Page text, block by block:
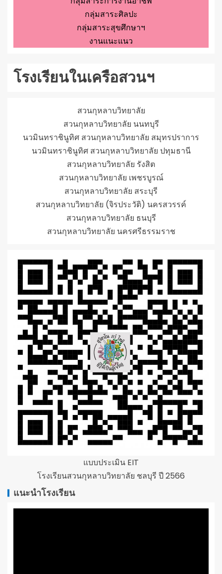
กลุ่มสาระศิลปะ
กลุ่มสาระสุขศึกษาฯ
งานแนะแนว
โรงเรียนในเครือสวนฯ
สวนกุหลาบวิทยาลัย
สวนกุหลาบวิทยาลัย นนทบุรี
นวมินทราชินูทิศ สวนกุหลาบวิทยาลัย สมุทรปราการ
นวมินทราชินูทิศ สวนกุหลาบวิทยาลัย ปทุมธานี
สวนกุหลาบวิทยาลัย รังสิต
สวนกุหลาบวิทยาลัย เพชรบูรณ์
สวนกุหลาบวิทยาลัย สระบุรี
สวนกุหลาบวิทยาลัย (จิรประวัติ) นครสวรรค์
สวนกุหลาบวิทยาลัย ธนบุรี
สวนกุหลาบวิทยาลัย นครศรีธรรมราช
แบบประเมิน EIT
โรงเรียนสวนกุหลาบวิทยาลัย ชลบุรี ปี 2566
แนะนำโรงเรียน